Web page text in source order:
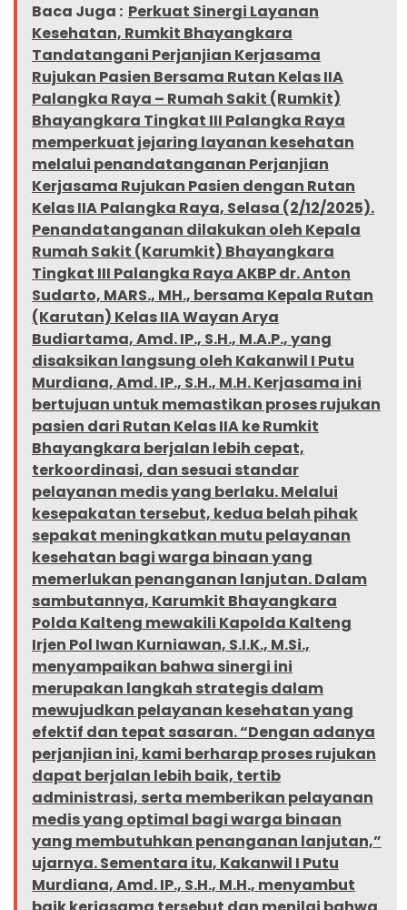
Baca Juga : Perkuat Sinergi Layanan
Kesehatan, Rumkit Bhayangkara
Tandatangani Perjanjian Kerjasama
Rujukan Pasien Bersama Rutan Kelas IIA
Palangka Raya – Rumah Sakit (Rumkit)
Bhayangkara Tingkat III Palangka Raya
memperkuat jejaring layanan kesehatan
melalui penandatanganan Perjanjian
Kerjasama Rujukan Pasien dengan Rutan
Kelas IIA Palangka Raya, Selasa (2/12/2025).
Penandatanganan dilakukan oleh Kepala
Rumah Sakit (Karumkit) Bhayangkara
Tingkat III Palangka Raya AKBP dr. Anton
Sudarto, MARS., MH., bersama Kepala Rutan
(Karutan) Kelas IIA Wayan Arya
Budiartama, Amd. IP., S.H., M.A.P., yang
disaksikan langsung oleh Kakanwil I Putu
Murdiana, Amd. IP., S.H., M.H. Kerjasama ini
bertujuan untuk memastikan proses rujukan
pasien dari Rutan Kelas IIA ke Rumkit
Bhayangkara berjalan lebih cepat,
terkoordinasi, dan sesuai standar
pelayanan medis yang berlaku. Melalui
kesepakatan tersebut, kedua belah pihak
sepakat meningkatkan mutu pelayanan
kesehatan bagi warga binaan yang
memerlukan penanganan lanjutan. Dalam
sambutannya, Karumkit Bhayangkara
Polda Kalteng mewakili Kapolda Kalteng
Irjen Pol Iwan Kurniawan, S.I.K., M.Si.,
menyampaikan bahwa sinergi ini
merupakan langkah strategis dalam
mewujudkan pelayanan kesehatan yang
efektif dan tepat sasaran. “Dengan adanya
perjanjian ini, kami berharap proses rujukan
dapat berjalan lebih baik, tertib
administrasi, serta memberikan pelayanan
medis yang optimal bagi warga binaan
yang membutuhkan penanganan lanjutan,”
ujarnya. Sementara itu, Kakanwil I Putu
Murdiana, Amd. IP., S.H., M.H., menyambut